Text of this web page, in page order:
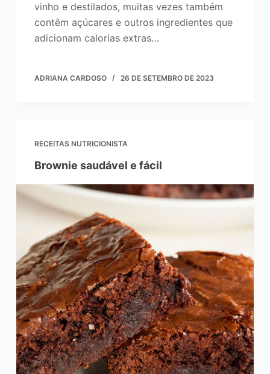
vinho e destilados, muitas vezes também
contêm açúcares e outros ingredientes que
adicionam calorias extras…
ADRIANA CARDOSO 26 DE SETEMBRO DE 2023
RECEITAS NUTRICIONISTA
Brownie saudável e fácil